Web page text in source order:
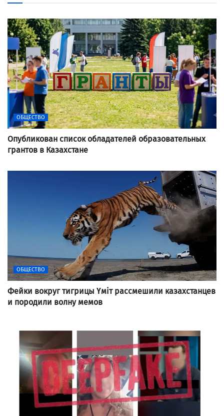
ОБЩЕСТВО
Опубликован список обладателей образовательных
грантов в Казахстане
ОБЩЕСТВО
Фейки вокруг тигрицы Үміт рассмешили казахстанцев
и породили волну мемов